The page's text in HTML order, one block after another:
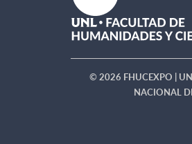
© 2026 FHUCEXPO |
NACIONAL